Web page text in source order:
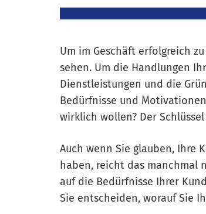
Um im Geschäft erfolgreich
sehen. Um die Handlungen
Dienstleistungen und die
Bedürfnisse und
wirklich wollen? Der
Auch wenn Sie glauben, Ihre
haben, reicht das manchmal
auf die Bedürfnisse Ihrer
Sie entscheiden, worauf Sie